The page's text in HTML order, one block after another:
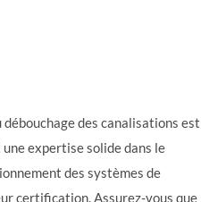
des canalisations est
expertise solide dans le
des systèmes de
certification. Assurez-vous que